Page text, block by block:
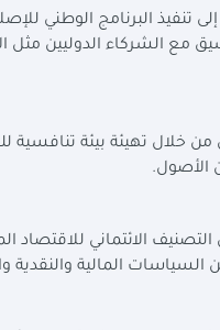
الشركاء الدوليين مثل
خلال تهيئة بيئة تنافسية
الأصول.
الائتماني